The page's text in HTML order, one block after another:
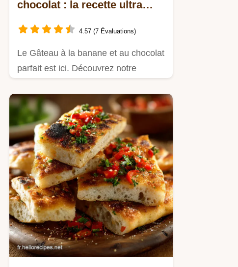
chocolat : la recette ultra
4.57 (7 Évaluations)
Le Gâteau à la banane et au chocolat
parfait est ici. Découvrez notre